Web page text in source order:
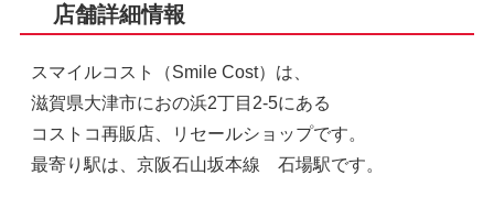
店舗詳細情報
スマイルコスト（Smile Cost）は、
滋賀県大津市におの浜2丁目2-5にある
コストコ再販店、リセールショップです。
最寄り駅は、京阪石山坂本線 石場駅です。